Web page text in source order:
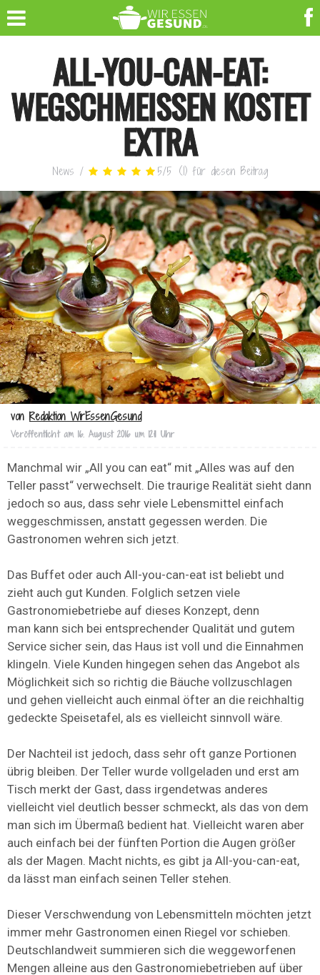
ALL-YOU-CAN-EAT:
WEGSCHMEISSEN KOSTET E
XTRA
News / 5/5 (1) für diesen Beitrag
von Redaktion WirEssenGesund
Veröffentlicht am 16. August 2016 um 12:11 Uhr
Manchmal wir „All you can eat“ mit „Alles was auf den
Teller passt“ verwechselt. Die traurige Realität sieht dann
jedoch so aus, dass sehr viele Lebensmittel einfach
weggeschmissen, anstatt gegessen werden. Die
Gastronomen wehren sich jetzt.
Das Buffet oder auch All-you-can-eat ist beliebt und
zieht auch gut Kunden. Folglich setzen viele
Gastronomiebetriebe auf dieses Konzept, denn
man kann sich bei entsprechender Qualität und gutem
Service sicher sein, das Haus ist voll und die Einnahmen
klingeln. Viele Kunden hingegen sehen das Angebot als
Möglichkeit sich so richtig die Bäuche vollzuschlagen
und gehen vielleicht auch einmal öfter an die reichhaltig
gedeckte Speisetafel, als es vielleicht sinnvoll wäre.
Der Nachteil ist jedoch, dass sehr oft ganze Portionen
übrig bleiben. Der Teller wurde vollgeladen und erst am
Tisch merkt der Gast, dass irgendetwas anderes
vielleicht viel deutlich besser schmeckt, als das von dem
man sich im Übermaß bedient hat. Vielleicht waren aber
auch einfach bei der fünften Portion die Augen größer
als der Magen. Macht nichts, es gibt ja All-you-can-eat,
da lässt man einfach seinen Teller stehen.
Dieser Verschwendung von Lebensmitteln möchten jetzt
immer mehr Gastronomen einen Riegel vor schieben.
Deutschlandweit summieren sich die weggeworfenen
Mengen alleine aus den Gastronomiebetrieben auf über